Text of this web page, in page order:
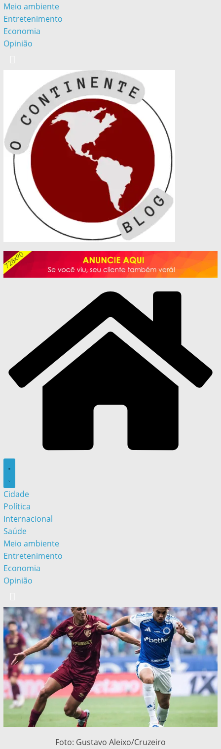
Meio ambiente
Entretenimento
Economia
Opinião
Cidade
Política
Internacional
Saúde
Meio ambiente
Entretenimento
Economia
Opinião
Foto: Gustavo Aleixo/Cruzeiro